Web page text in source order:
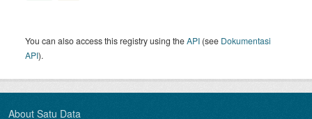
You can also access this registry using theAPI (see Dokumentasi
API).
About Satu Data